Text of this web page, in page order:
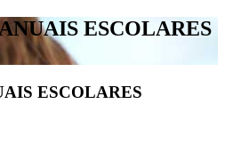
ESCOLARES
ESCOLARES